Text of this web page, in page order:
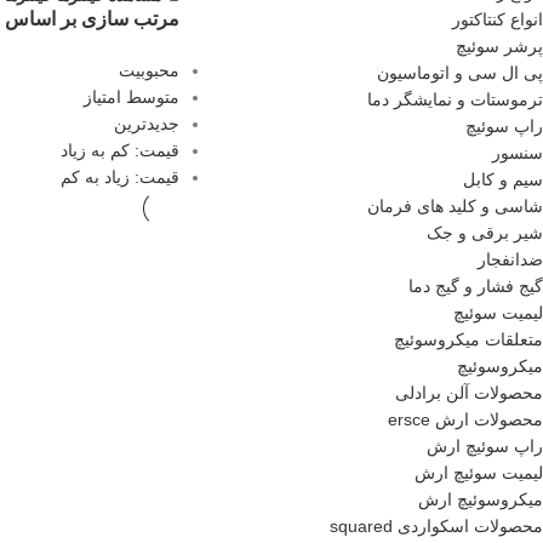
انواع کنتاکتور
پرشر سوئیچ
پی ال سی و اتوماسیون
ترموستات و نمایشگر دما
راپ سوئیچ
سنسور
سیم و کابل
شاسی و کلید های فرمان
شیر برقی و جک
ضدانفجار
گیج فشار و گیج دما
لیمیت سوئیچ
متعلقات میکروسوئیچ
میکروسوئیچ
محصولات آلن برادلی
محصولات ارش ersce
راپ سوئیچ ارش
لیمیت سوئیچ ارش
میکروسوئیچ ارش
محصولات اسکواردی squared
مرتب سازی بر اساس
محبوبیت
متوسط امتیاز
جدیدترین
قیمت: کم به زیاد
قیمت: زیاد به کم